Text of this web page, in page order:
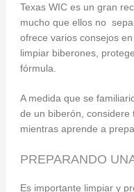
Texas WIC es un gran
mucho que ellos no
ofrece varios consejos
limpiar biberones,
fórmula.
A medida que se
de un biberón, considere
mientras aprende a
PREPARANDO
Es importante limpiar y